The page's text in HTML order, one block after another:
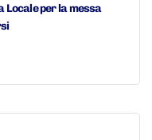
Locale per la messa